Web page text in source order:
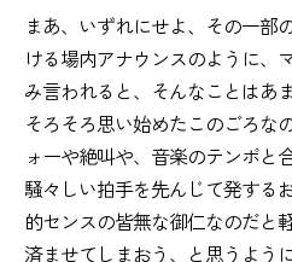
まあ、いずれにせよ、その一部
ける場内アナウンスのように、
み言われると、そんなことはあ
そろそろ思い始めたこのごろな
ォーや絶叫や、音楽のテンポと
騒々しい拍手を先んじて発する
的センスの皆無な御仁なのだと
済ませてしまおう、と思うよう